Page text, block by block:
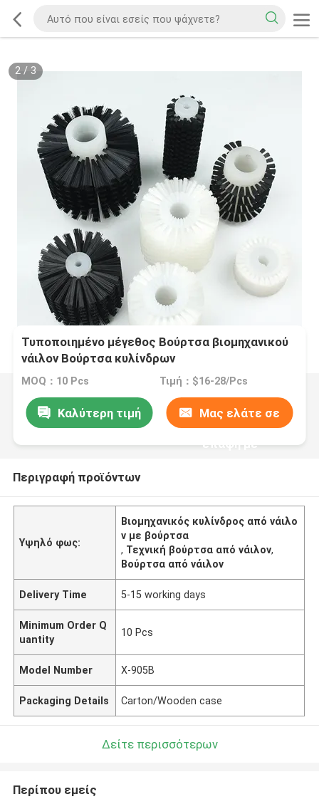
2/ 3
Τυποποιημένο μέγεθος Βούρτσα βιομηχανικού
νάιλον Βούρτσα κυλίνδρων
MOQ：10 Pcs Τιμή：$16-28/Pcs
Καλύτερη τιμή Μας ελάτε σε
επαφή με
Περιγραφή προϊόντων
Υψηλό φως:
Βιομηχανικός κυλίνδρος από νάιλο
ν με βούρτσα
, Τεχνική βούρτσα από νάιλον,
Βούρτσα από νάιλον
Delivery Time 5-15 working days
Minimum Order Q
uantity
10 Pcs
Model Number X-905B
Packaging Details Carton/Wooden case
Δείτε περισσότερων
Περίπου εμείς